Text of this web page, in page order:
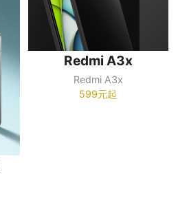
Redmi A3x
Redmi A3x
599元起